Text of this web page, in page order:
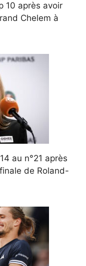
10 après avoir
Chelem à
au n°21 après
de Roland-